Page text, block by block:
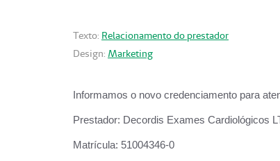
Texto: Relacionamento do prestador
Design: Marketing
Informamos o novo credenciamento para
Prestador: Decordis Exames Cardiológicos
Matrícula: 51004346-0